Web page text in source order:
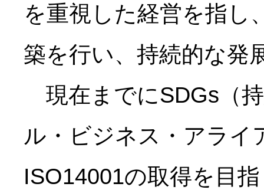
を重視した経営を指し
築を行い、持続的な発
現在までにSDGs（
ル・ビジネス・アライ
ISO14001の取得を目